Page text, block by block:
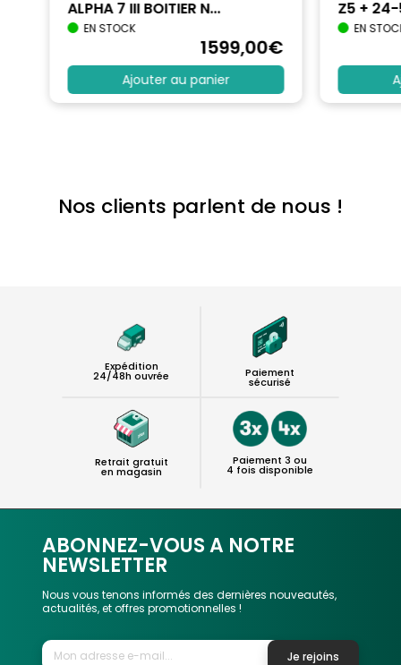
ALPHA 7 III BOITIER N...
EN STOCK
1599,00€
Ajouter au panier
Z5 +
EN
Nos clients parlent de nous !
Expédition
24/48h ouvrée Paiement
sécurisé
Retrait gratuit
en magasin
Paiement 3 ou
4 fois disponible
ABONNEZ-VOUS A NOTRE
NEWSLETTER
Nous vous tenons informés des dernières nouveautés,
actualités, et offres promotionnelles !
Je rejoins